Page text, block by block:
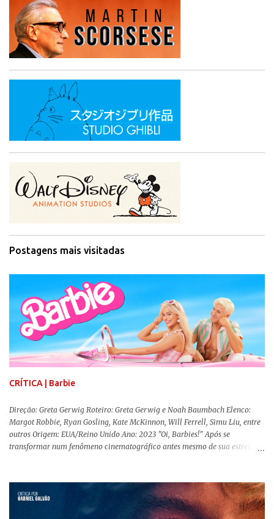
Postagens mais visitadas
CRÍTICA | Barbie
Direção: Greta Gerwig Roteiro: Greta Gerwig e Noah Baumbach Elenco:
Margot Robbie, Ryan Gosling, Kate McKinnon, Will Ferrell, Simu Liu, entre
outros Origem: EUA/Reino Unido Ano: 2023 "Oi, Barbies!" Após se
transformar num fenômeno cinematográfico antes mesmo de sua estreia,
lançamento, posso afirmar que o longa, dirigido por Greta Gerwig (
Adoráveis Mulheres ) prometeu tudo e entregou mais ainda, se provando o
filme do ano até aqui. Repleto de criatividade, humor e sem medo de não se